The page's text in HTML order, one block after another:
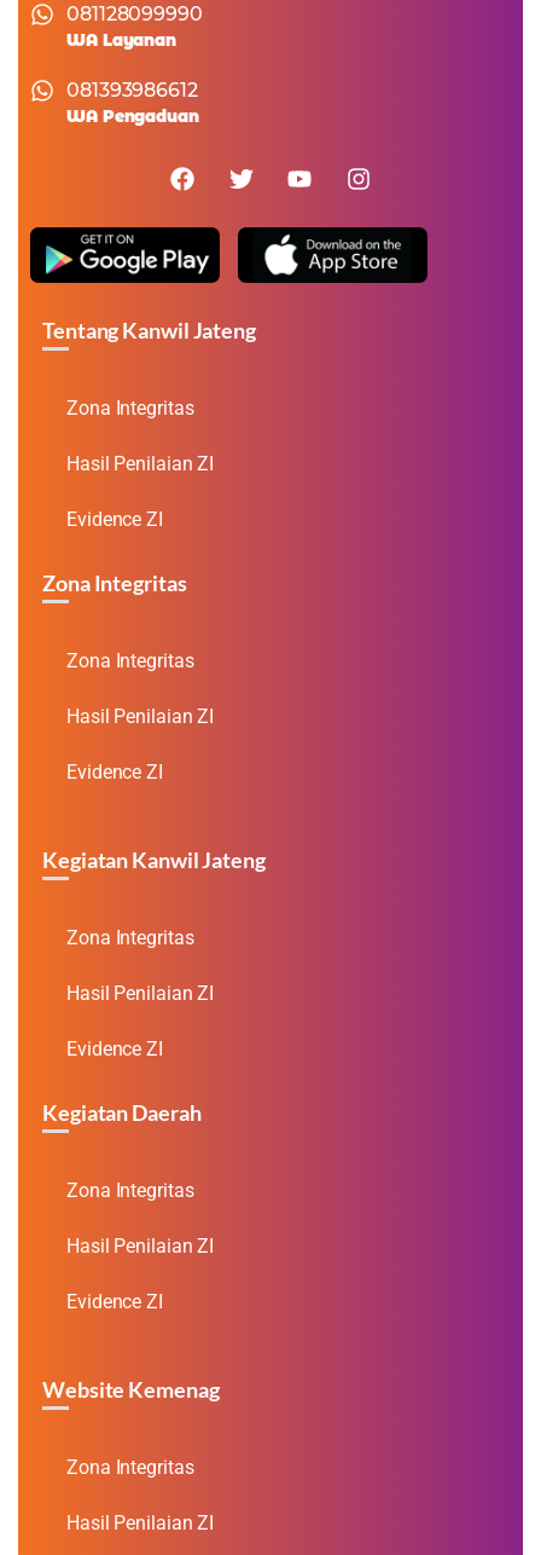
081128099990
WA Layanan
081393986612
WA Pengaduan
Tentang Kanwil Jateng
Zona Integritas
Hasil Penilaian ZI
Evidence ZI
Zona Integritas
Zona Integritas
Hasil Penilaian ZI
Evidence ZI
Kegiatan Kanwil Jateng
Zona Integritas
Hasil Penilaian ZI
Evidence ZI
Kegiatan Daerah
Zona Integritas
Hasil Penilaian ZI
Evidence ZI
Website Kemenag
Zona Integritas
Hasil Penilaian ZI